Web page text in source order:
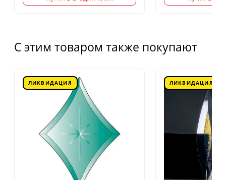
С этим товаром также покупают
ЛИКВИДАЦИЯ ЛИКВИДАЦИЯ